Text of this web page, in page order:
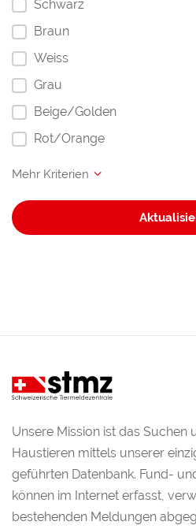
Schwarz
Braun
Weiss
Grau
Beige/Golden
Rot/Orange
Unsere Mission ist das Suchen
Haustieren mittels unserer
geführten Datenbank. Fund-
können im Internet erfasst,
bestehenden Meldungen